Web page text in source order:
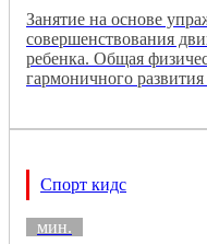
Занятие на основе
совершенствования
ребенка. Общая
гармоничного развития
Спорт кидс
мин.